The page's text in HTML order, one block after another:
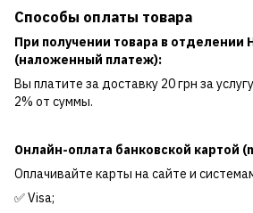
Способы оплаты товара
При получении товара в отделении
(наложенный платеж):
Вы платите за доставку 20 грн за
2% от суммы.
Онлайн-оплата банковской картой
Оплачивайте карты на сайте и
✅ Visa;